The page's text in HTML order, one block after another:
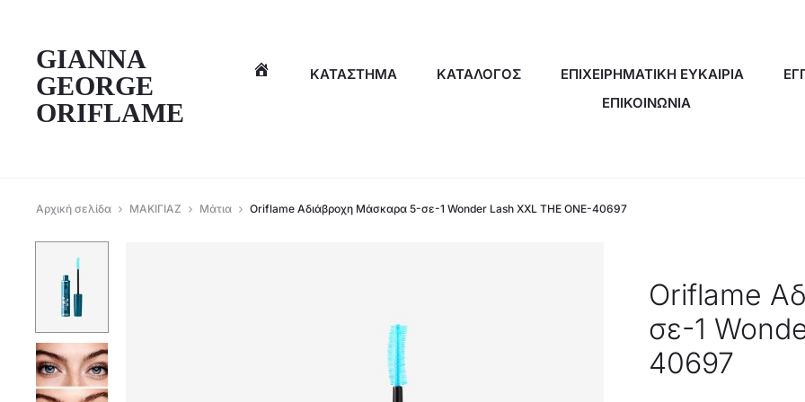
GIANNA
GEORGE
ORIFLAME
ΚΑΤΆΣΤΗΜΑ ΚΑΤΑΛΟΓΟΣ ΕΠΙΧΕΙΡΗΜΑΤΙΚΗ ΕΥΚΑΙΡΙΑ
ΕΠΙΚΟΙΝΩΝΙΑ
Αρχική σελίδα ΜΑΚΙΓΙΑΖ Μάτια Oriflame Aδιάβροχη Μάσκαρα 5-σε-1 Wonder Lash XXL THE ONE-40697
Oriflame
σε-1
40697